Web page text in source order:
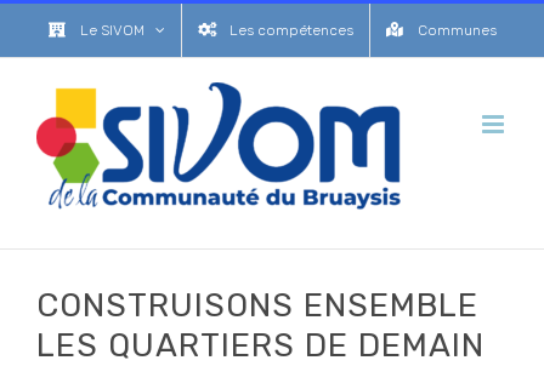
Passer
au
Le SIVOM Les compétences Communes
CONSTRUISONS ENSEMBLE
LES QUARTIERS DE DEMAIN